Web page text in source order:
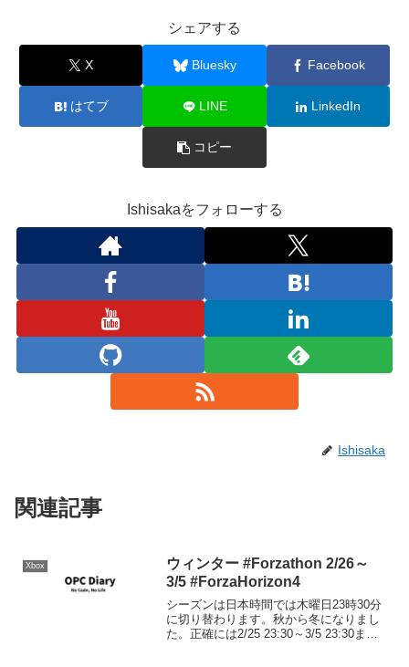
シェアする
X Bluesky Facebook
はてブ LINE LinkedIn
コピー
Ishisakaをフォローする
Ishisaka
関連記事
Xbox
ウィンター #Forzathon 2/26～
3/5 #ForzaHorizon4
シーズンは日本時間では木曜日23時30分
に切り替わります。秋から冬になりまし
た。正確には2/25 23:30～3/5 23:30ま